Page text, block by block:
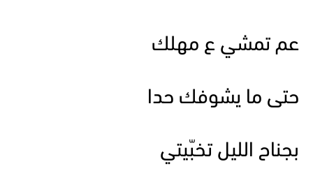
عم تمشي ع مهلك
حتى ما يشوفك حدا
بجناح الليل تخبّيتي